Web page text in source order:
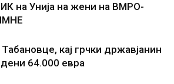
на Унија на жени на ВМРО-
кај грчки државјанин
64.000 евра